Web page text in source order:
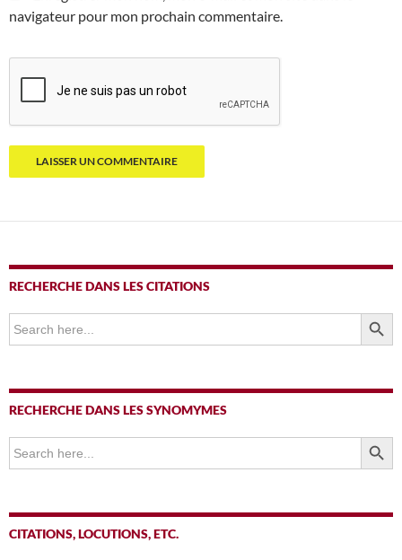
navigateur pour mon prochain commentaire.
RECHERCHE DANS LES CITATIONS
Search
for:
SEARCH
RECHERCHE DANS LES SYNOMYMES
Search
for:
SEARCH
CITATIONS, LOCUTIONS, ETC.